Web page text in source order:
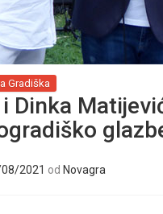
Gradiška
Dinka
2021 od Novagra